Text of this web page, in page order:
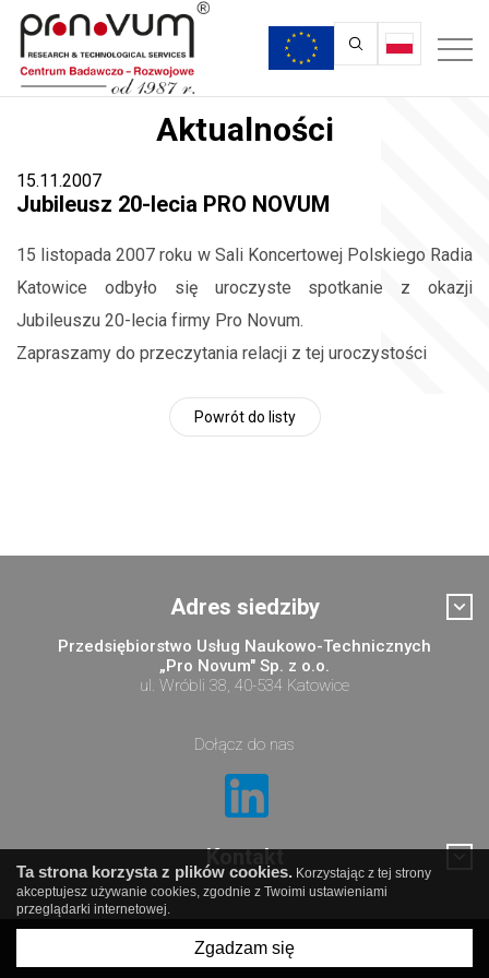
Aktualności
15.11.2007
Jubileusz 20-lecia PRO NOVUM
15 listopada 2007 roku w Sali Koncertowej Polskiego Radia
Katowice odbyło się uroczyste spotkanie z okazji
Jubileuszu 20-lecia firmy Pro Novum.
Zapraszamy do przeczytania relacji z tej uroczystości
Powrót do listy
Adres siedziby
Przedsiębiorstwo Usług Naukowo-Technicznych
„Pro Novum" Sp. z o.o.
ul. Wróbli 38, 40-534 Katowice
Dołącz do nas
Kontakt
© Pro Novum sp. z o.o. created by
Ta strona korzysta z plików cookies. Korzystając z tej strony
akceptujesz używanie cookies, zgodnie z Twoimi ustawieniami
przeglądarki internetowej.
Zgadzam się